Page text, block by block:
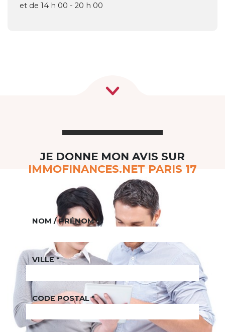
et de 14 h 00 - 20 h 00
JE DONNE MON AVIS SUR
IMMOFINANCES.NET PARIS 17
NOM / PRÉNOM*
VILLE*
CODE POSTAL*